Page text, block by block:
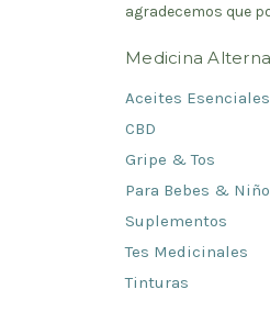
agradecemos que
Medicina
Aceites Esenciales
CBD
Gripe & Tos
Para Bebes &
Suplementos
Tes Medicinales
Tinturas